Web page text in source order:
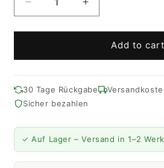
Decrease
quantity
for
Cotton
-
50G
16
Increase
quantity
for
Merino
Cotton
230M
-
50G
16
Add to cart
30 Tage Rückgabe
Sicher bezahlen
✓ Auf Lager – Versand in 1–2